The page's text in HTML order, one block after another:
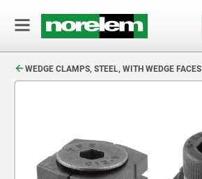
WEDGE CLAMPS, STEEL, WITH WEDGE FACES